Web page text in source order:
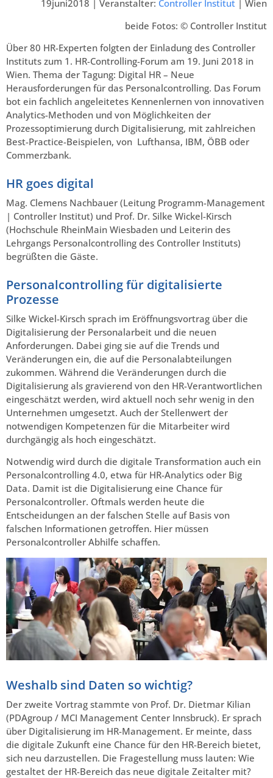
19juni2018 | Veranstalter: Controller Institut | Wien
beide Fotos: © Controller Institut
Über 80 HR-Experten folgten der Einladung des Controller
Instituts zum 1. HR-Controlling-Forum am 19. Juni 2018 in
Wien. Thema der Tagung: Digital HR – Neue
Herausforderungen für das Personalcontrolling. Das Forum
bot ein fachlich angeleitetes Kennenlernen von innovativen
Analytics-Methoden und von Möglichkeiten der
Prozessoptimierung durch Digitalisierung, mit zahlreichen
Best-Practice-Beispielen, von Lufthansa, IBM, ÖBB oder
Commerzbank.
HR goes digital
Mag. Clemens Nachbauer (Leitung Programm-Management
| Controller Institut) und Prof. Dr. Silke Wickel-Kirsch
(Hochschule RheinMain Wiesbaden und Leiterin des
Lehrgangs Personalcontrolling des Controller Instituts)
begrüßten die Gäste.
Personalcontrolling für digitalisierte
Prozesse
Silke Wickel-Kirsch sprach im Eröffnungsvortrag über die
Digitalisierung der Personalarbeit und die neuen
Anforderungen. Dabei ging sie auf die Trends und
Veränderungen ein, die auf die Personalabteilungen
zukommen. Während die Veränderungen durch die
Digitalisierung als gravierend von den HR-Verantwortlichen
eingeschätzt werden, wird aktuell noch sehr wenig in den
Unternehmen umgesetzt. Auch der Stellenwert der
notwendigen Kompetenzen für die Mitarbeiter wird
durchgängig als hoch eingeschätzt.
Notwendig wird durch die digitale Transformation auch ein
Personalcontrolling 4.0, etwa für HR-Analytics oder Big
Data. Damit ist die Digitalisierung eine Chance für
Personalcontroller. Oftmals werden heute die
Entscheidungen an der falschen Stelle auf Basis von
falschen Informationen getroffen. Hier müssen
Personalcontroller Abhilfe schaffen.
Weshalb sind Daten so wichtig?
Der zweite Vortrag stammte von Prof. Dr. Dietmar Kilian
(PDAgroup / MCI Management Center Innsbruck). Er sprach
über Digitalisierung im HR-Management. Er meinte, dass
die digitale Zukunft eine Chance für den HR-Bereich bietet,
sich neu darzustellen. Die Fragestellung muss lauten: Wie
gestaltet der HR-Bereich das neue digitale Zeitalter mit?